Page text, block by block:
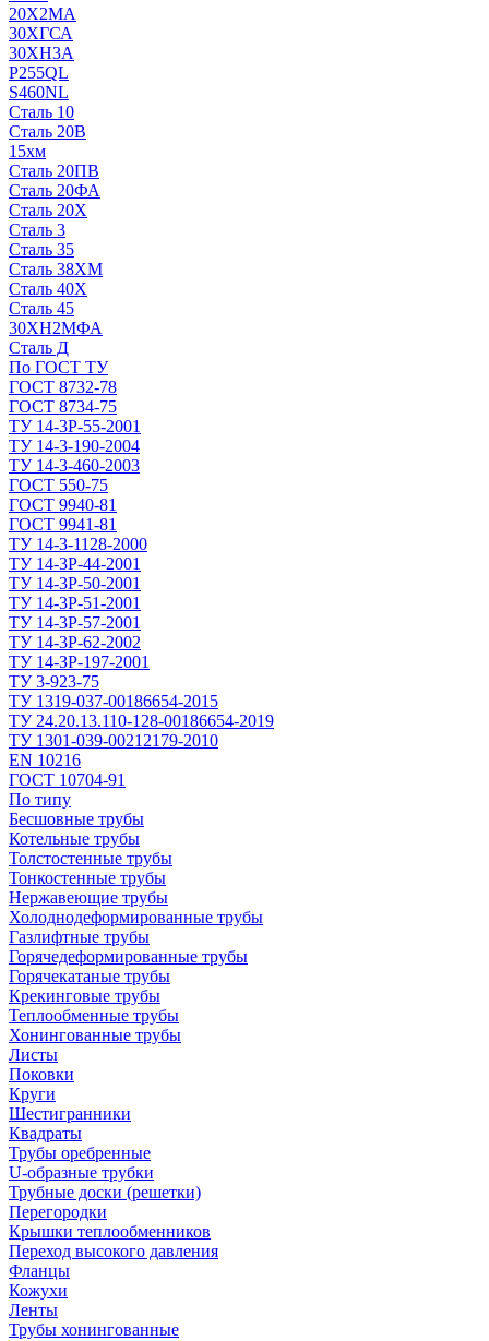
20Х2МА
30ХГСА
30ХН3А
P255QL
S460NL
Сталь 10
Сталь 20В
15хм
Сталь 20ПВ
Сталь 20ФА
Сталь 20Х
Сталь 3
Сталь 35
Сталь 38ХМ
Сталь 40Х
Сталь 45
30ХН2МФА
Сталь Д
По ГОСТ ТУ
ГОСТ 8732-78
ГОСТ 8734-75
ТУ 14-3Р-55-2001
ТУ 14-3-190-2004
ТУ 14-3-460-2003
ГОСТ 550-75
ГОСТ 9940-81
ГОСТ 9941-81
ТУ 14-3-1128-2000
ТУ 14-3Р-44-2001
ТУ 14-3Р-50-2001
ТУ 14-3Р-51-2001
ТУ 14-3Р-57-2001
ТУ 14-3Р-62-2002
ТУ 14-ЗР-197-2001
ТУ 3-923-75
ТУ 1319-037-00186654-2015
ТУ 24.20.13.110-128-00186654-2019
ТУ 1301-039-00212179-2010
EN 10216
ГОСТ 10704-91
По типу
Бесшовные трубы
Котельные трубы
Толстостенные трубы
Тонкостенные трубы
Нержавеющие трубы
Холоднодеформированные трубы
Газлифтные трубы
Горячедеформированные трубы
Горячекатаные трубы
Крекинговые трубы
Теплообменные трубы
Хонингованные трубы
Листы
Поковки
Круги
Шестигранники
Квадраты
Трубы оребренные
U-образные трубки
Трубные доски (решетки)
Перегородки
Крышки теплообменников
Переход высокого давления
Фланцы
Кожухи
Ленты
Трубы хонингованные